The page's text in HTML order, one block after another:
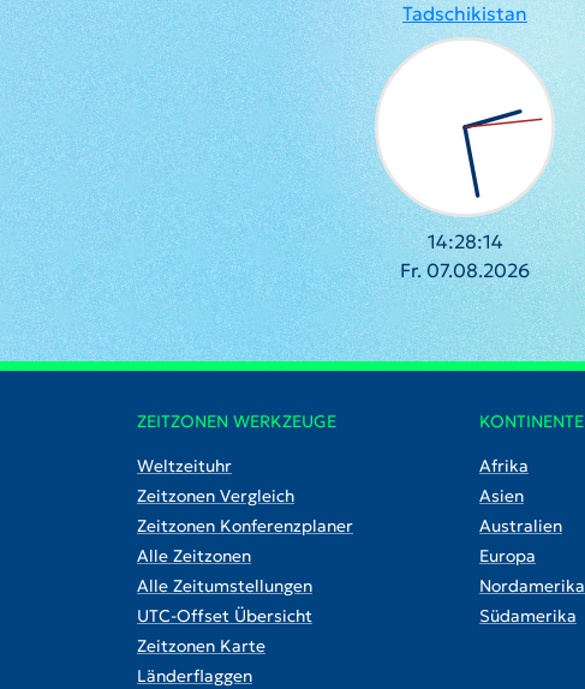
Tadschikistan
14:28:15
Fr. 07.08.2026
ZEITZONEN WERKZEUGE
Weltzeituhr
Zeitzonen Vergleich
Zeitzonen Konferenzplaner
Alle Zeitzonen
Alle Zeitumstellungen
UTC-Offset Übersicht
Zeitzonen Karte
Länderflaggen
KONTINENTE
Afrika
Asien
Australien
Europa
Nordamerika
Südamerika